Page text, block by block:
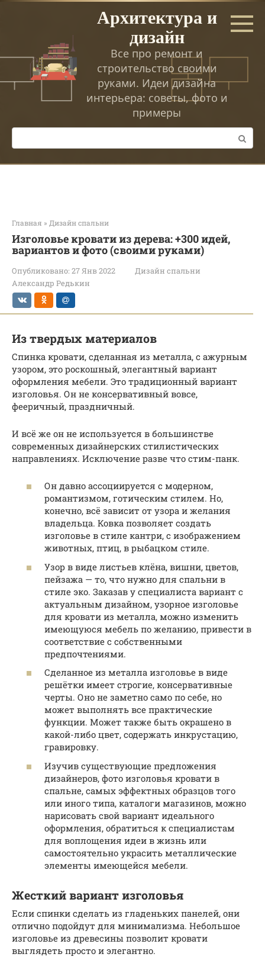
Перейти
Архитектура и
дизайн
Все про ремонт и
строительство своими
руками. Идеи дизайна
интерьера: советы, фото и
примеры
Поиск:
Главная » Дизайн спальни
Изголовье кровати из дерева: +300 идей,
вариантов и фото (своими руками)
Опубликовано: 27 Янв 2022
Дизайн спальни
Александр Редькин
Из твердых материалов
Спинка кровати, сделанная из металла, с ажурным
узором, это роскошный, элегантный вариант
оформления мебели. Это традиционный вариант
изголовья. Он не консервативный вовсе,
фееричный, праздничный.
И всё же он не используется в большинстве
современных дизайнерских стилистических
направлениях. Исключение разве что стим-панк.
Он давно ассоциируется с модерном,
романтизмом, готическим стилем. Но,
конечно, всё зависит от узора и желания
владельца. Ковка позволяет создать
изголовье в стиле кантри, с изображением
животных, птиц, в рыбацком стиле.
Узор в виде листьев клёна, вишни, цветов,
пейзажа — то, что нужно для спальни в
стиле эко. Заказав у специалиста вариант с
актуальным дизайном, узорное изголовье
для кровати из металла, можно изменить
имеющуюся мебель по желанию, привести в
соответствие с собственными
предпочтениями.
Сделанное из металла изголовье в виде
решётки имеет строгие, консервативные
черты. Оно не заметно само по себе, но
может выполнять все практические
функции. Может также быть окрашено в
какой-либо цвет, содержать инкрустацию,
гравировку.
Изучив существующие предложения
дизайнеров, фото изголовья кровати в
спальне, самых эффектных образцов того
или иного типа, каталоги магазинов, можно
нарисовать свой вариант идеального
оформления, обратиться к специалистам
для воплощения идеи в жизнь или
самостоятельно украсить металлические
элементы имеющейся мебели.
Жесткий вариант изголовья
Если спинки сделать из гладеньких панелей, они
отлично подойдут для минимализма. Небольшое
изголовье из древесины позволит кровати
выглядеть просто и элегантно.